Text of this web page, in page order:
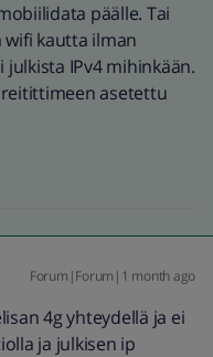
päälle. Tai
kautta ilman
julkista IPv4 mihinkään.
reitittimeen asetettu
Forum|Forum|1 month ago
4g yhteydellä ja ei
ja julkisen ip